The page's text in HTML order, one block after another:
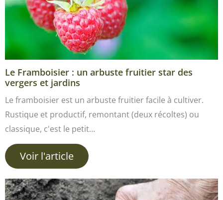
Le Framboisier : un arbuste fruitier star des
vergers et jardins
Le framboisier est un arbuste fruitier facile à cultiver.
Rustique et productif, remontant (deux récoltes) ou
classique, c'est le petit…
Voir l'article